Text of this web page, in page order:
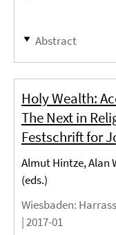
Abstract
Holy Wealth:
The Next in
Festschrift for
Almut Hintze, Alan
(eds.)
Wiesbaden:
|2017-01